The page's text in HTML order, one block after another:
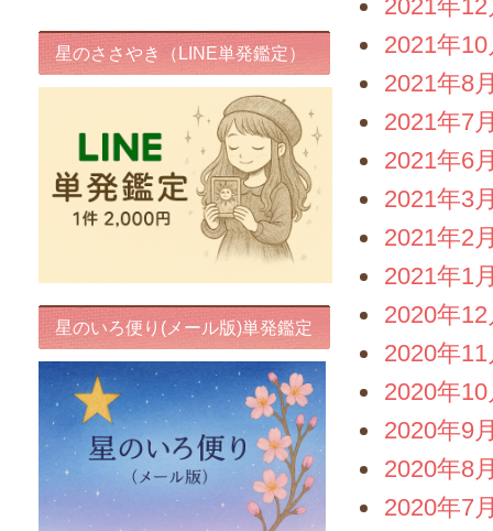
2021年12
2021年10
2021年8
2021年7
2021年6
2021年3
2021年2
2021年1
2020年12
2020年11
2020年10
2020年9
2020年8
2020年7
星のささやき（LINE単発鑑定）
星のいろ便り(メール版)単発鑑定